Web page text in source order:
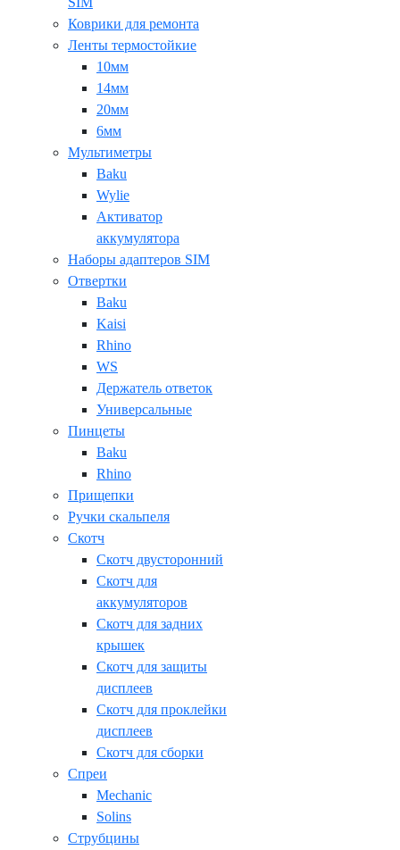
Коврики для ремонта
Ленты термостойкие
10мм
14мм
20мм
6мм
Мультиметры
Baku
Wylie
Активатор
аккумулятора
Наборы адаптеров SIM
Отвертки
Baku
Kaisi
Rhino
WS
Держатель ответок
Универсальные
Пинцеты
Baku
Rhino
Прищепки
Ручки скальпеля
Скотч
Скотч двусторонний
Скотч для
аккумуляторов
Скотч для задних
крышек
Скотч для защиты
дисплеев
Скотч для проклейки
дисплеев
Скотч для сборки
Спреи
Mechanic
Solins
Струбцины